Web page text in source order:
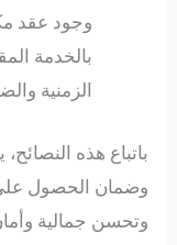
وجود عقد
بالخدمة
الزمنية
باتباع هذه
وضمان الحصول على
وتحسن جمالية